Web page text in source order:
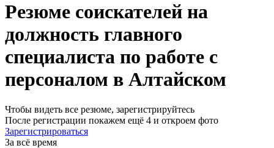
Резюме соискателей на
должность главного
специалиста по работе с
персоналом в Алтайском
Чтобы видеть все резюме, зарегистрируйтесь
После регистрации покажем ещё 4 и откроем фото
Зарегистрироваться
За всё время